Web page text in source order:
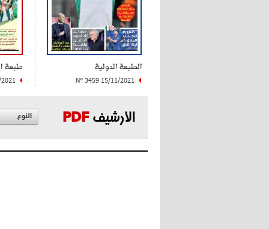
الطبعة الدولية
N° 3459 15/11/2021
طبعة
الأرشيفPDF النوع